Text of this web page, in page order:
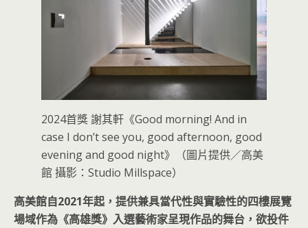
2024首獎 謝其軒《Good morning! And in
case I don’t see you, good afternoon, good
evening and good night》（圖片提供／高美
館 攝影：Studio Millspace）
高美館自2021年起，提供兼具當代性與實驗性的四樓展覽
場域作為《高雄獎》入選藝術家呈現作品的舞台，欲投件